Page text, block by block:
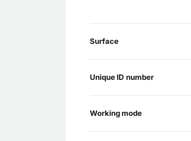
Surface
Unique ID number
Working mode